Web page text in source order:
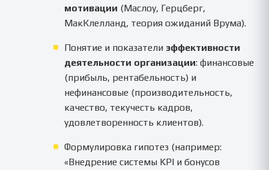
мотивации (Маслоу, Герцберг,
МакКлелланд, теория ожиданий Врума).
Понятие и показатели эффективности
деятельности организации: финансовые
(прибыль, рентабельность) и
нефинансовые (производительность,
качество, текучесть кадров,
удовлетворенность клиентов).
Формулировка гипотез (например:
«Внедрение системы KPI и бонусов